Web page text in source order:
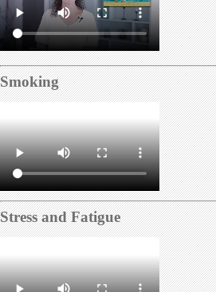
Smoking
Stress and Fatigue